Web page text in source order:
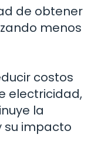
de obtener
menos
costos
electricidad,
la
impacto